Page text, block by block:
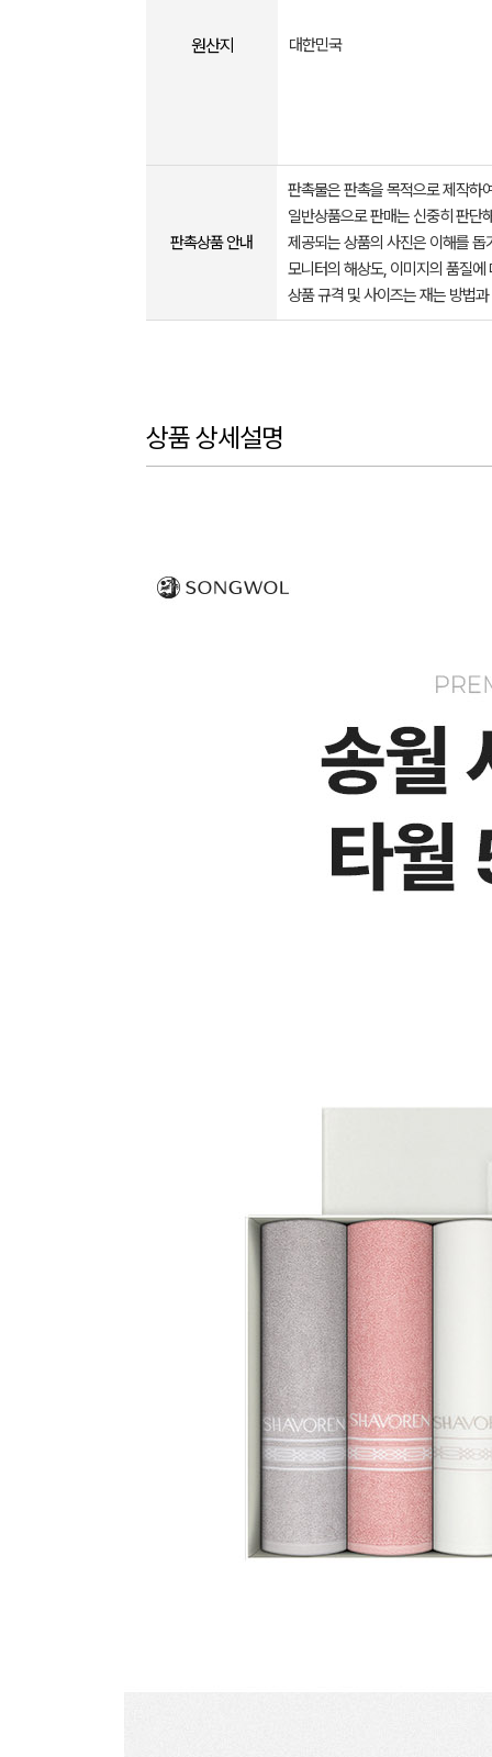
원산지 대한민국
판촉상품 안내
판촉물은 판촉을 목적으로 제작하
일반상품으로 판매는 신중히 판단
제공되는 상품의 사진은 이해를
모니터의 해상도, 이미지의 품질
상품 규격 및 사이즈는 재는 방법
상품 상세설명